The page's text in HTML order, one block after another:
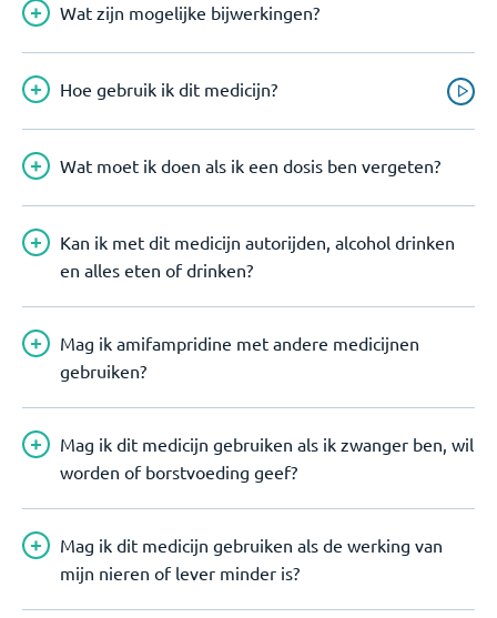
Wat zijn mogelijke bijwerkingen?
Hoe gebruik ik dit medicijn?
Wat moet ik doen als ik een dosis ben vergeten?
Kan ik met dit medicijn autorijden, alcohol drinken
en alles eten of drinken?
Mag ik amifampridine met andere medicijnen
gebruiken?
Mag ik dit medicijn gebruiken als ik zwanger ben, wil
worden of borstvoeding geef?
Mag ik dit medicijn gebruiken als de werking van
mijn nieren of lever minder is?